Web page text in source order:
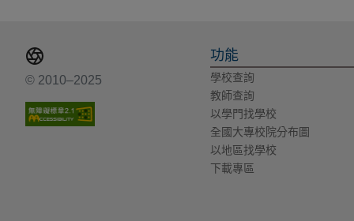
© 2010–2025
功能
學校查詢
教師查詢
以學門找學校
全國大專校院分布圖
以地區找學校
下載專區